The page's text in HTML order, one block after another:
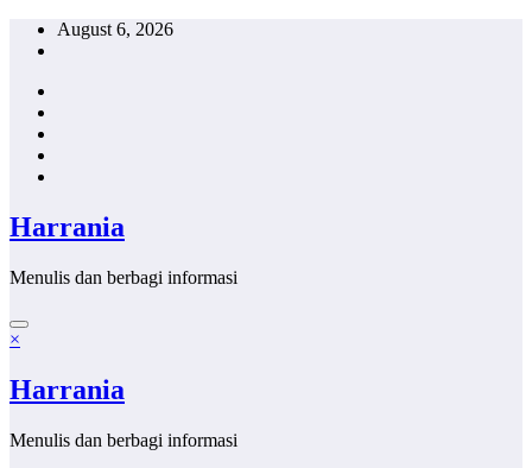
Skip
August 6, 2026
Harrania
Menulis dan berbagi informasi
×
Harrania
Menulis dan berbagi informasi